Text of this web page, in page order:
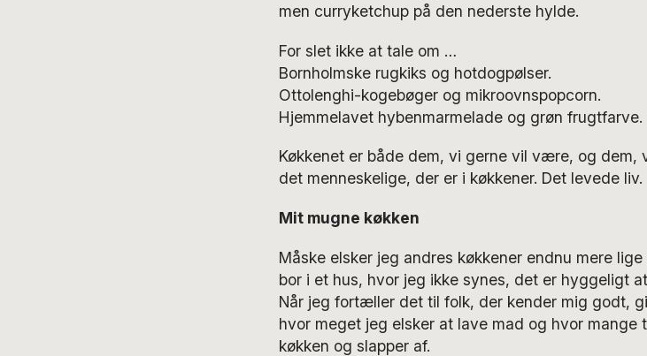
men curryketchup på den nederste hylde.
For slet ikke at tale om …
Bornholmske rugkiks og hotdogpølser.
Ottolenghi-kogebøger og mikroovnspopcorn.
Hjemmelavet hybenmarmelade og grøn frugtfarve.
Køkkenet er både dem, vi gerne vil være, og dem,
det menneskelige, der er i køkkener. Det levede liv.
Mit mugne køkken
Måske elsker jeg andres køkkener endnu mere
bor i et hus, hvor jeg ikke synes, det er hyggeligt
Når jeg fortæller det til folk, der kender mig godt,
hvor meget jeg elsker at lave mad og hvor mange
køkken og slapper af.